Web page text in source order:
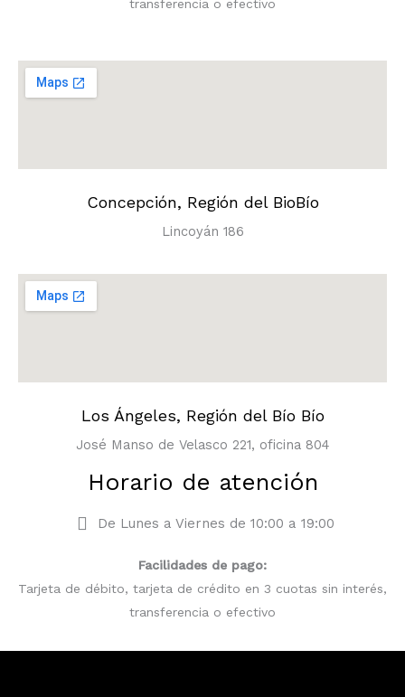
transferencia o efectivo
Concepción, Región del BioBío
Lincoyán 186
Los Ángeles, Región del Bío Bío
José Manso de Velasco 221, oficina 804
Horario de atención
De Lunes a Viernes de 10:00 a 19:00
Facilidades de pago:
Tarjeta de débito, tarjeta de crédito en 3 cuotas sin interés,
transferencia o efectivo